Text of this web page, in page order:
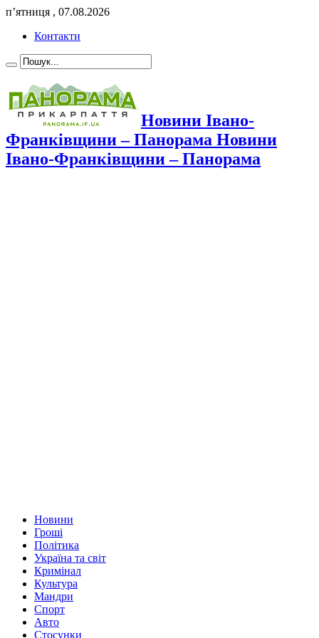
п’ятниця , 07.08.2026
Контакти
Новини Івано-
Франківщини – Панорама Новини
Івано-Франківщини – Панорама
Новини
Гроші
Політика
Україна та світ
Кримінал
Культура
Мандри
Спорт
Авто
Стосунки